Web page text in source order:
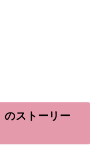
のストーリー